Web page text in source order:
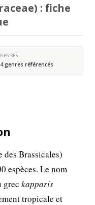
: fiche
GENRES
4 genres référencés
des Brassicales)
espèces. Le nom
greckapparis
tropicale et